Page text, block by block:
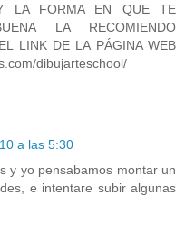
LA FORMA EN QUE TE
LA RECOMIENDO
LINK DE LA PÁGINA WEB
dibujarteschool/
a las 5:30
y yo pensabamos montar un
e intentare subir algunas